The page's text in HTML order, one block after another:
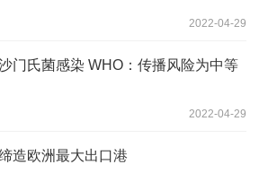
2022-04-29
门氏菌感染 WHO：传播风险为中等
2022-04-29
造欧洲最大出口港